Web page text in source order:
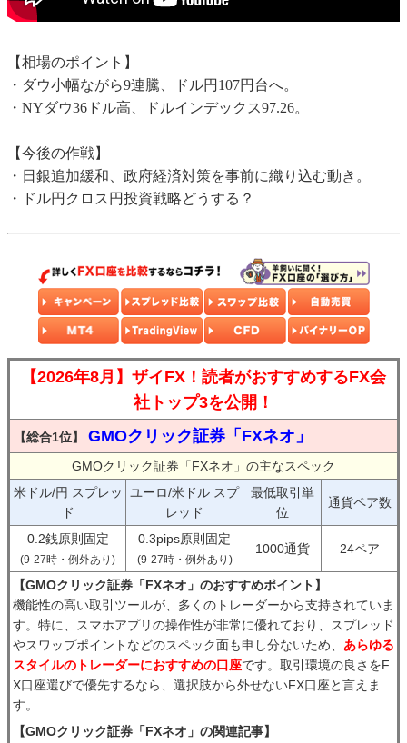
【相場のポイント】
・ダウ小幅ながら9連騰、ドル円107円台へ。
・NYダウ36ドル高、ドルインデックス97.26。
【今後の作戦】
・日銀追加緩和、政府経済対策を事前に織り込む動き。
・ドル円クロス円投資戦略どうする？
【2026年8月】ザイFX！読者がおすすめするFX会
社トップ3を公開！
【総合1位】 GMOクリック証券「FXネオ」
GMOクリック証券「FXネオ」の主なスペック
米ドル/円 スプレッ
ド
ユーロ/米ドル スプ
レッド
最低取引単
位
通貨ペア数
0.2銭原則固定
(9-27時・例外あり)
0.3pips原則固定
(9-27時・例外あり)
1000通貨 24ペア
【GMOクリック証券「FXネオ」のおすすめポイント】
機能性の高い取引ツールが、多くのトレーダーから支持されていま
す。特に、スマホアプリの操作性が非常に優れており、スプレッド
やスワップポイントなどのスペック面も申し分ないため、 あらゆる
スタイルのトレーダーにおすすめの口座です。取引環境の良さをF
X口座選びで優先するなら、選択肢から外せないFX口座と言えま
す。
【GMOクリック証券「FXネオ」の関連記事】